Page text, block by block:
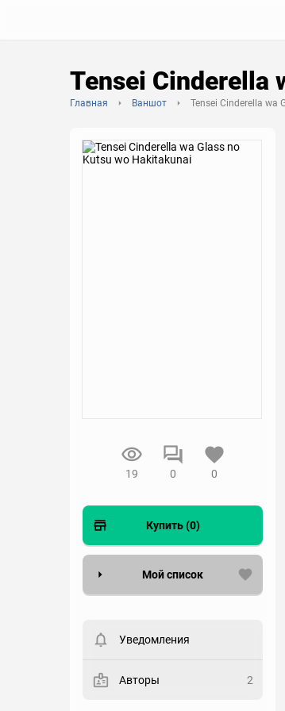
Tensei Cinderella
Главная Ваншот Tensei Cinderella wa
19 0 0
Купить (0)
Мой список
пользователи. Хотите
Статус
Уведомления
Авторы 2